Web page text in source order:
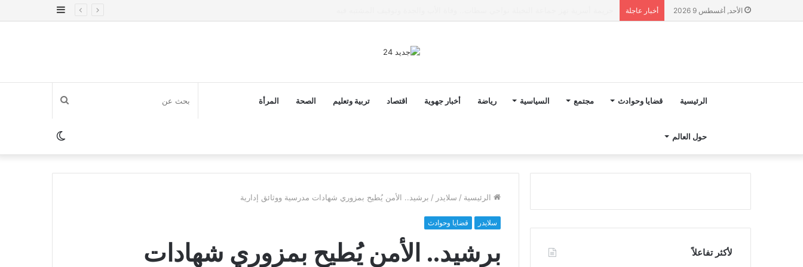
الأحد, أغسطس 9 2026 أخبار عاجلة
إضافة
الرئيسية قضايا وحوادث مجتمع السياسية رياضة أخبار جهوية اقتصاد تربية وتعليم الصحة المرأة
حول العالم
بحث
عنالوضع
المظلم
الرئيسية / سلايدر / برشيد.. الأمن يُطيح بمزوري شهادات مدرسية ووثائق إدارية
سلايدر قضايا وحوادث
برشيد.. الأمن يُطيح بمزوري شهادات
لأكثر تفاعلاً